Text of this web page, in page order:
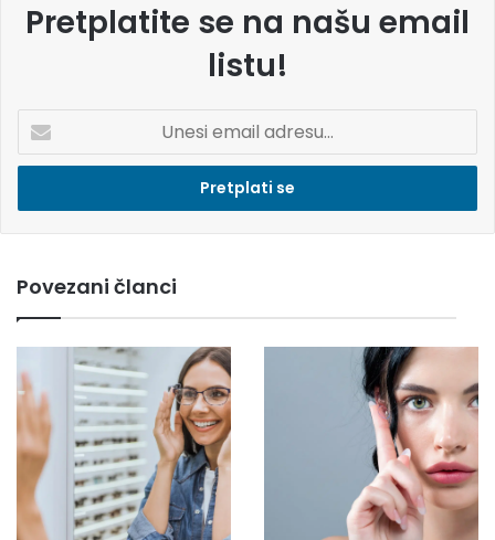
Pretplatite se na našu email
listu!
e
i
e
a
a
d
r
s
Povezani članci